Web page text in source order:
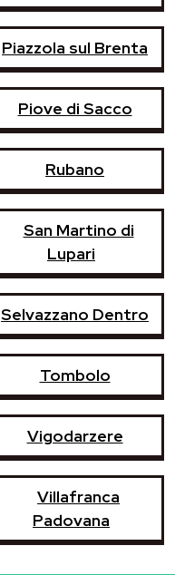
Piazzola sul Brenta
Piove di Sacco
Rubano
San Martino di
Lupari
Selvazzano Dentro
Tombolo
Vigodarzere
Villafranca
Padovana